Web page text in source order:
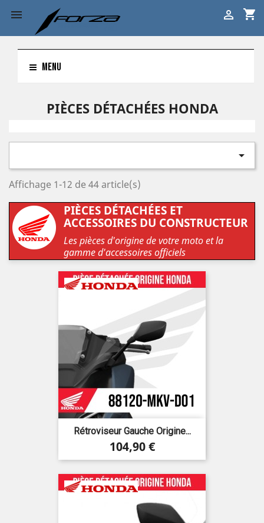
 shopping_cart

MENU
PIÈCES DÉTACHÉES HONDA

Affichage 1-12 de 44 article(s)
PIÈCES DÉTACHÉES ET
ACCESSOIRES DU CONSTRUCTEUR
Les pièces d'origine de votre moto et la
gamme d'accessoires officiels
Rétroviseur Gauche Origine...
Prix
104,90 €